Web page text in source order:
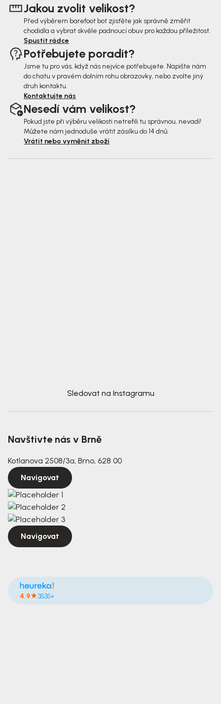
Jakou zvolit velikost?
Před výběrem barefoot bot zjisťěte jak správně změřit
chodidla a vybrat skvěle padnoucí obuv pro každou příležitost.
Spustit rádce
Potřebujete poradit?
Jsme tu pro vás, když nás nejvíce potřebujete. Napište nám
do chatu v pravém dolním rohu obrazovky, nebo zvolte jiný
druh kontaktu.
Kontaktujte nás
Nesedí vám velikost?
Pokud jste při výběru velikosti netrefili tu správnou, nevadí!
Můžete nám jednoduše vrátit zásilku do 14 dnů.
Vrátit nebo vyměnit zboží
Sledovat na Instagramu
Navštivte nás v Brně
Kotlanova 2508/3a, Brno, 628 00
Navigovat
Navigovat
4.9 3535×